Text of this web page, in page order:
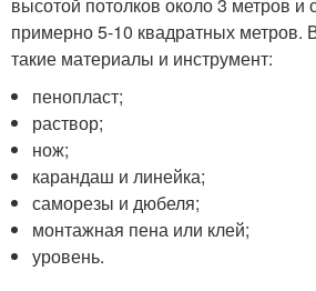
примерно 5-10 квадратных метров.
такие материалы и инструмент:
пенопласт;
раствор;
нож;
карандаш и линейка;
саморезы и дюбеля;
монтажная пена или клей;
уровень.